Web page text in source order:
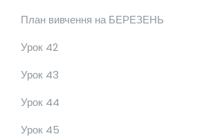
План вивчення на БЕРЕЗЕНЬ
Урок 42
Урок 43
Урок 44
Урок 45